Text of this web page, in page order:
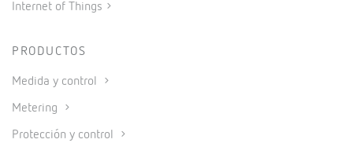
Internet of Things
PRODUCTOS
Medida y control
Metering
Protección y control